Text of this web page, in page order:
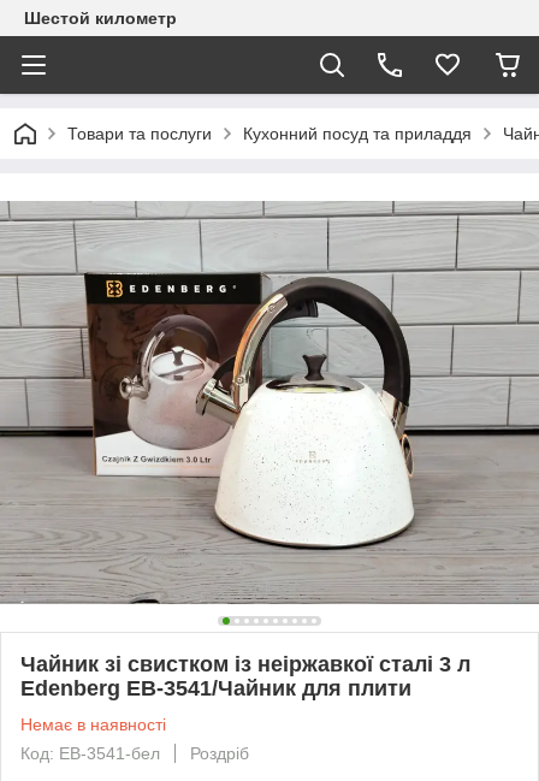
Шестой километр
Товари та послуги Кухонний посуд та приладдя
Чайник зі свистком із неіржавкої сталі 3 л
Edenberg EB-3541/Чайник для плити
Немає в наявності
Код: EB-3541-бел
Роздріб